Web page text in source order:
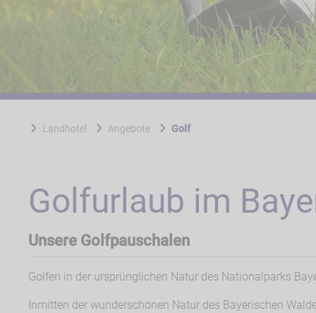
Landhotel Angebote Golf
Golfurlaub im
Unsere Golfpauschalen
Golfen in der ursprünglichen Natur des Nationalparks
Inmitten der wunderschönen Natur des Bayerischen